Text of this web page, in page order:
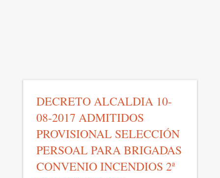
DECRETO ALCALDIA 10-
08-2017 ADMITIDOS
PROVISIONAL SELECCIÓN
PERSOAL PARA BRIGADAS
CONVENIO INCENDIOS 2ª